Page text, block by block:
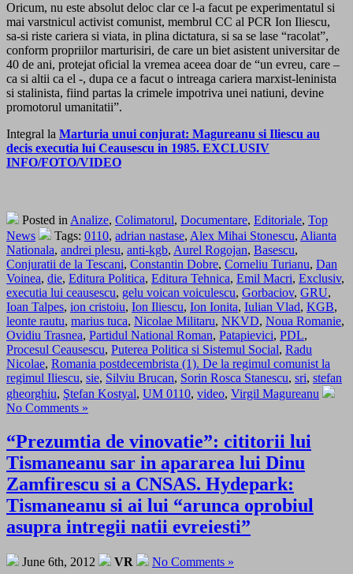
Oricum, nu este absolut deloc clar ce l-a facut pe experimentatul si
mai varstnicul activist comunist, membrul CC al PCR Ion Iliescu,
sa-si riste cariera si viata, in plina dictatura, si sa se lase “racolat”,
conform propriilor marturisiri, de care un biet asistent universitar de
40 de ani, protejat oficial la vremea aceea doar de “un evreu, care –
ca si altii ca el -, dupa ce a facut o intreaga cariera marxist-leninista
si stalinista, fiind partas la crimele impotriva unei natiuni, devine
promotorul umanitatii”.
Integral la Marturia unui conjurat: Magureanu si Iliescu au
decis executia lui Ceausescu in 1985. EXCLUSIV
INFO/FOTO/VIDEO
Posted in Analize, Colimatorul, Documentare, Editoriale, Top
News
Tags: 0110, adrian nastase, Alex Mihai Stonescu, Alianta
Nationala, andrei plesu, anti-kgb, Aurel Rogojan, Basescu,
Conjuratii de la Tescani, Constantin Dobre, Corneliu Turianu, Dan
Voinea, die, Editura Politica, Editura Tehnica, Emil Macri, Exclusiv,
executia lui ceausescu, gelu voican voiculescu, Gorbaciov, GRU,
Ioan Talpes, ion cristoiu, Ion Iliescu, Ion Ionita, Iulian Vlad, KGB,
leonte rautu, marius tuca, Nicolae Militaru, NKVD, Noua Romanie,
Ovidiu Trasnea, Partidul National Roman, Patapievici, PDL,
Procesul Ceausescu, Puterea Politica si Sistemul Social, Radu
Nicolae, Romania postdecembrista (1). De la regimul comunist la
regimul Iliescu, sie, Silviu Brucan, Sorin Rosca Stanescu, sri, stefan
gheorghiu, Ştefan Kostyal, UM 0110, video, Virgil Magureanu
No Comments »
“Prezumtia de vinovatie”: cititorii lui
Tismaneanu sar in apararea lui Dinu
Zamfirescu si a CNSAS. Hydepark:
Tismaneanu si ai lui “arunca oprobiul
asupra intregii natii evreiesti”
June 6th, 2012 VR No Comments »